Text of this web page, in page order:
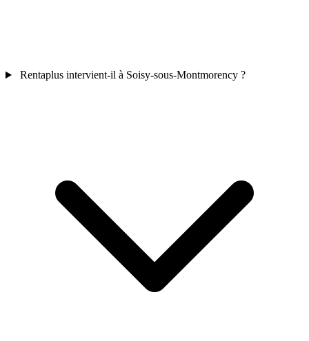
Rentaplus intervient-il à Soisy-sous-Montmorency ?